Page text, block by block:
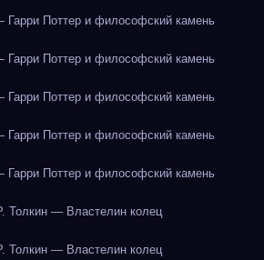
Поттер и философский камень
Поттер и философский камень
Поттер и философский камень
Поттер и философский камень
Поттер и философский камень
Толкин — Властелин колец
Толкин — Властелин колец